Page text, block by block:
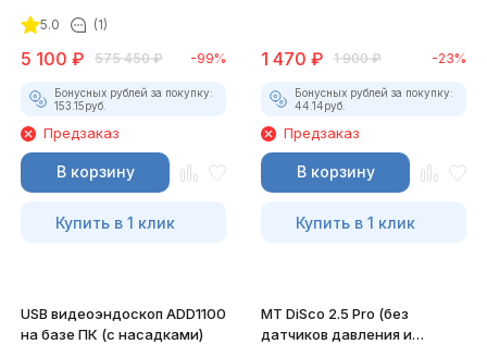
5.0 (1)
5 100 ₽ 575 450 ₽ -99%
Бонусных рублей за покупку:
153.15руб.
Предзаказ
В корзину
Купить в 1 клик
1 470 ₽ 1 900 ₽ -23%
Бонусных рублей за покупку:
44.14руб.
Предзаказ
В корзину
Купить в 1 клик
USB видеоэндоскоп ADD1100
на базе ПК (с насадками)
MT DiSco 2.5 Pro (без
датчиков давления и